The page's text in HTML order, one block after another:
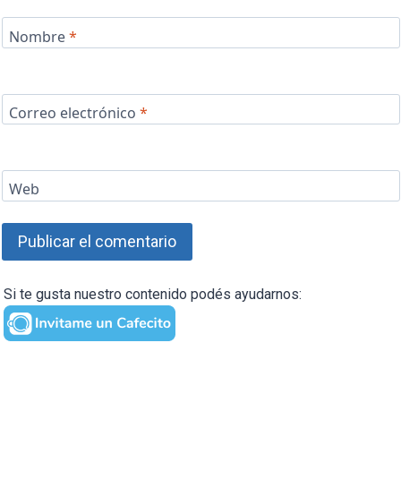
Nombre*
Correo electrónico *
Web
Si te gusta nuestro contenido podés ayudarnos: